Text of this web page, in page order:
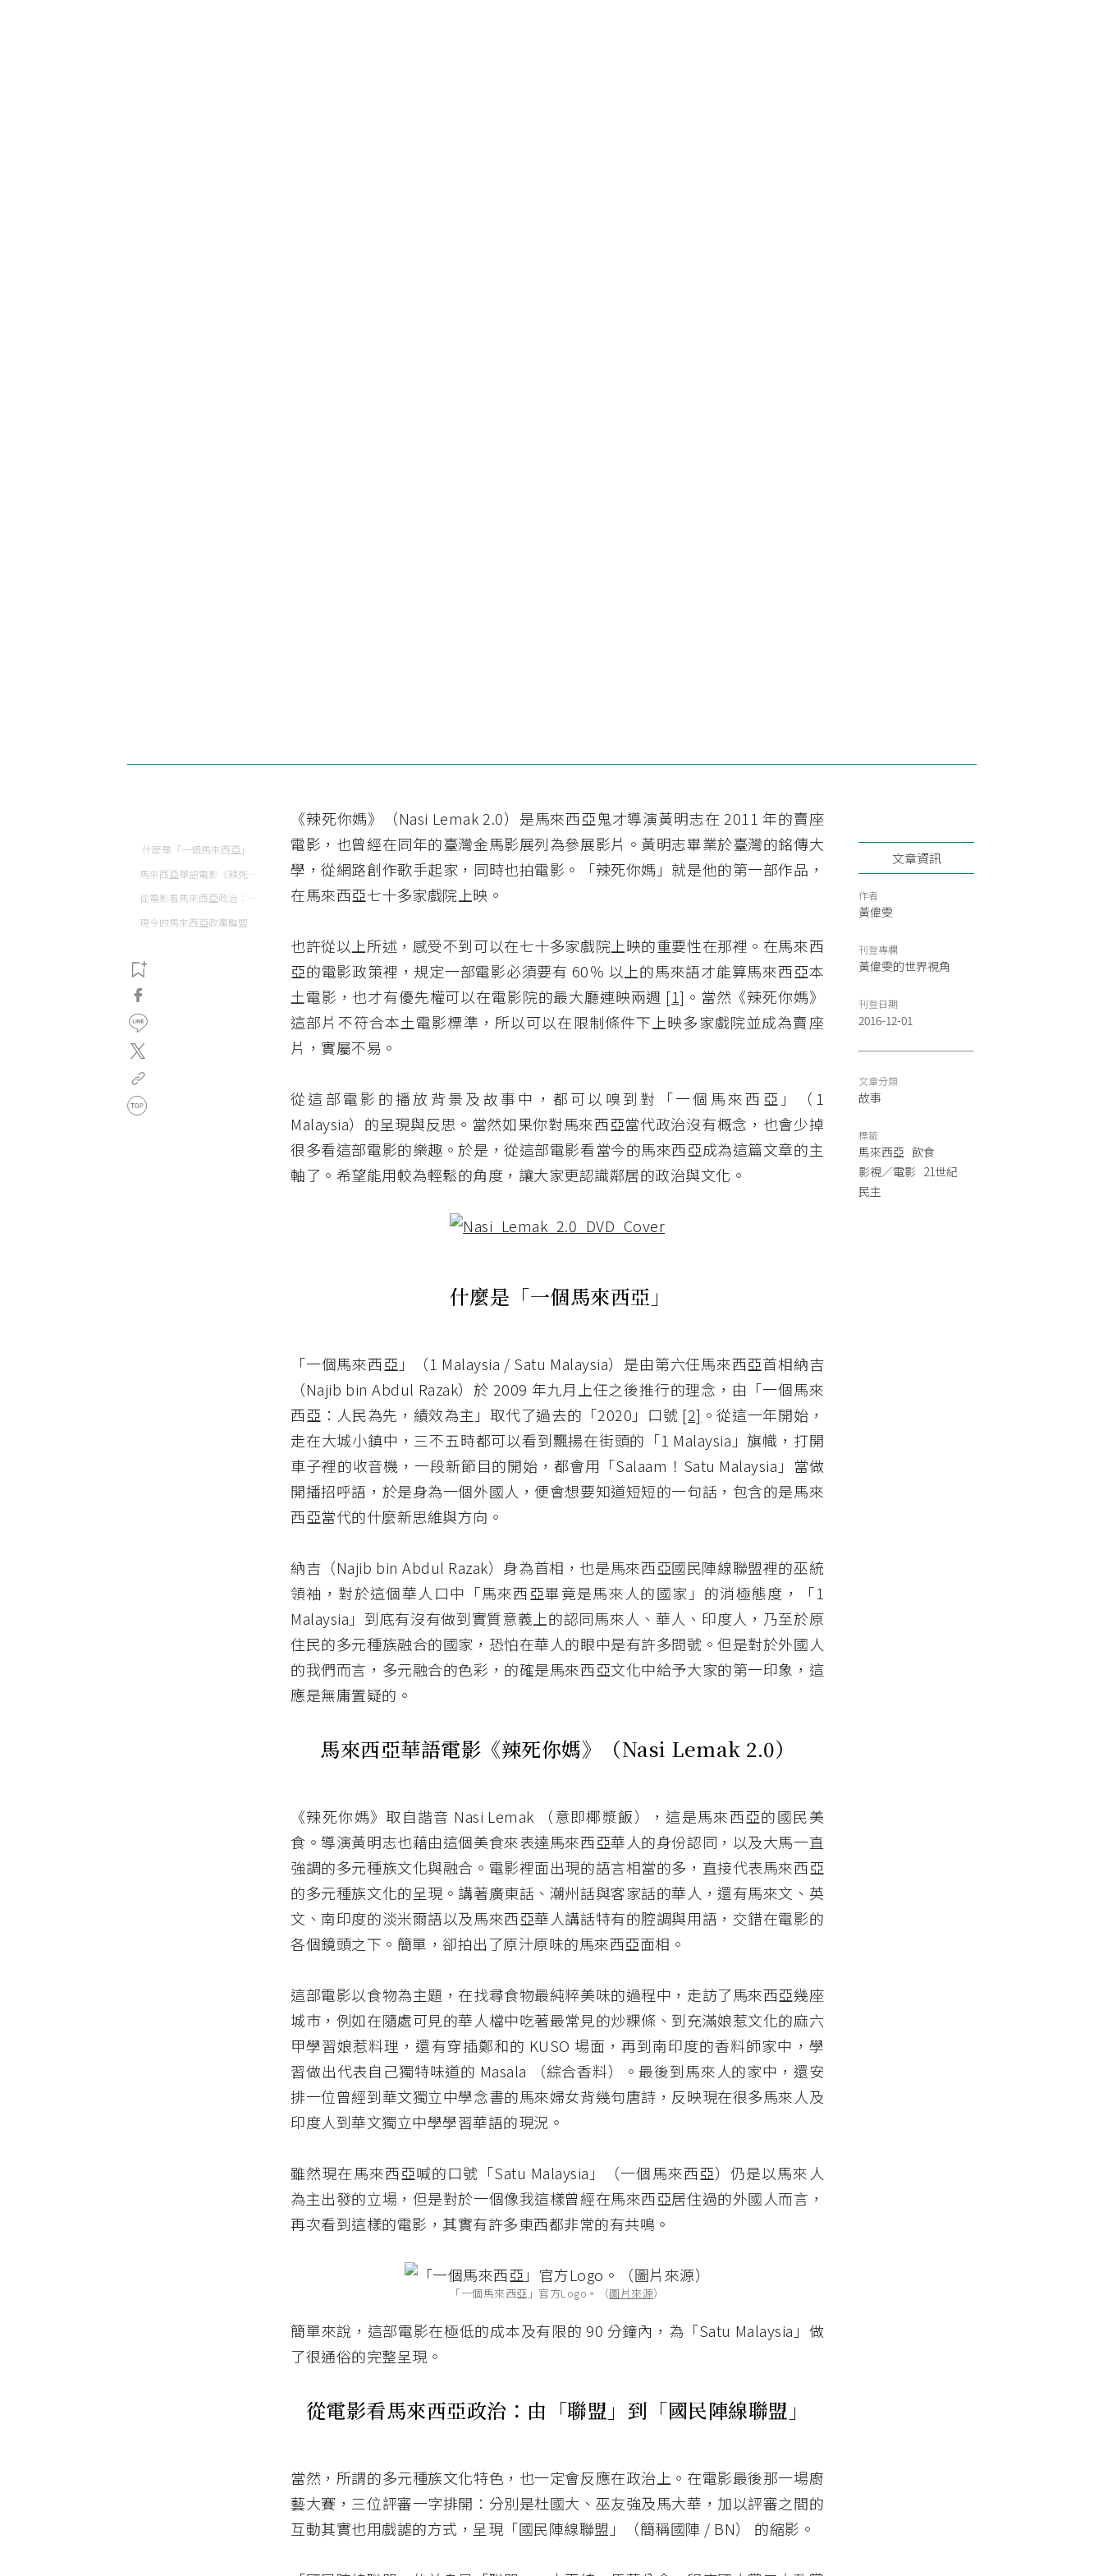
什麼是「一個馬來西亞」
馬來西亞華語電影《辣死你媽》（Nasi Lemak 2.0）
從電影看馬來西亞政治：由「聯盟」到「國民陣線聯盟」
現今的馬來西亞政黨聯盟
《辣死你媽》（Nasi Lemak 2.0）是馬來西亞鬼才導演黃明志在 2011 年的賣座
電影，也曾經在同年的臺灣金馬影展列為參展影片。黃明志畢業於臺灣的銘傳大
學，從網路創作歌手起家，同時也拍電影。「辣死你媽」就是他的第一部作品，
在馬來西亞七十多家戲院上映。
也許從以上所述，感受不到可以在七十多家戲院上映的重要性在那裡。在馬來西
亞的電影政策裡，規定一部電影必須要有 60％ 以上的馬來語才能算馬來西亞本
土電影，也才有優先權可以在電影院的最大廳連映兩週 [1] 。當然《辣死你媽》
這部片不符合本土電影標準，所以可以在限制條件下上映多家戲院並成為賣座
片，實屬不易。
從這部電影的播放背景及故事中，都可以嗅到對「一個馬來西亞」（1
Malaysia）的呈現與反思。當然如果你對馬來西亞當代政治沒有概念，也會少掉
很多看這部電影的樂趣。於是，從這部電影看當今的馬來西亞成為這篇文章的主
軸了。希望能用較為輕鬆的角度，讓大家更認識鄰居的政治與文化。
什麼是「一個馬來西亞」
「一個馬來西亞」（1 Malaysia / Satu Malaysia）是由第六任馬來西亞首相納吉
（Najib bin Abdul Razak）於 2009 年九月上任之後推行的理念，由「一個馬來
西亞：人民為先，績效為主」取代了過去的「2020」口號 [2] 。從這一年開始，
走在大城小鎮中，三不五時都可以看到飄揚在街頭的「1 Malaysia」旗幟，打開
車子裡的收音機，一段新節目的開始，都會用「Salaam！Satu Malaysia」當做
開播招呼語，於是身為一個外國人，便會想要知道短短的一句話，包含的是馬來
西亞當代的什麼新思維與方向。
納吉（Najib bin Abdul Razak）身為首相，也是馬來西亞國民陣線聯盟裡的巫統
領袖，對於這個華人口中「馬來西亞畢竟是馬來人的國家」的消極態度，「1
Malaysia」到底有沒有做到實質意義上的認同馬來人、華人、印度人，乃至於原
住民的多元種族融合的國家，恐怕在華人的眼中是有許多問號。但是對於外國人
的我們而言，多元融合的色彩，的確是馬來西亞文化中給予大家的第一印象，這
應是無庸置疑的。
馬來西亞華語電影《辣死你媽》（Nasi Lemak 2.0）
《辣死你媽》取自諧音 Nasi Lemak （意即椰漿飯），這是馬來西亞的國民美
食。導演黃明志也藉由這個美食來表達馬來西亞華人的身份認同，以及大馬一直
強調的多元種族文化與融合。電影裡面出現的語言相當的多，直接代表馬來西亞
的多元種族文化的呈現。講著廣東話、潮州話與客家話的華人，還有馬來文、英
文、南印度的淡米爾語以及馬來西亞華人講話特有的腔調與用語，交錯在電影的
各個鏡頭之下。簡單，卻拍出了原汁原味的馬來西亞面相。
這部電影以食物為主題，在找尋食物最純粹美味的過程中，走訪了馬來西亞幾座
城市，例如在隨處可見的華人檔中吃著最常見的炒粿條、到充滿娘惹文化的麻六
甲學習娘惹料理，還有穿插鄭和的 KUSO 場面，再到南印度的香料師家中，學
習做出代表自己獨特味道的 Masala （綜合香料）。最後到馬來人的家中，還安
排一位曾經到華文獨立中學念書的馬來婦女背幾句唐詩，反映現在很多馬來人及
印度人到華文獨立中學學習華語的現況。
雖然現在馬來西亞喊的口號「Satu Malaysia」（一個馬來西亞）仍是以馬來人
為主出發的立場，但是對於一個像我這樣曾經在馬來西亞居住過的外國人而言，
再次看到這樣的電影，其實有許多東西都非常的有共鳴。
「一個馬來西亞」官方Logo。（圖片來源）
簡單來說，這部電影在極低的成本及有限的 90 分鐘內，為「Satu Malaysia」做
了很通俗的完整呈現。
從電影看馬來西亞政治：由「聯盟」到「國民陣線聯盟」
當然，所謂的多元種族文化特色，也一定會反應在政治上。在電影最後那一場廚
藝大賽，三位評審一字排開：分別是杜國大、巫友強及馬大華，加以評審之間的
互動其實也用戲謔的方式，呈現「國民陣線聯盟」（簡稱國陣 / BN） 的縮影。
文章資訊
作者
黃偉雯
刊登專欄
黃偉雯的世界視角
刊登日期
2016-12-01
文章分類
故事
標籤
馬來西亞 飲食
影視／電影 21世紀
民主